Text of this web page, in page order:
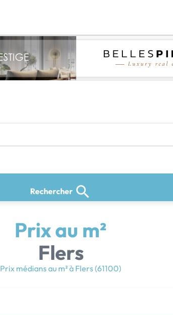
Rechercher
Prix au m²
Flers
Prix médians au m² à Flers (61100)